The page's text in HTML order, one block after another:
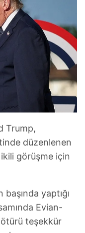
Trump,
düzenlenen
görüşme için
yaptığı
Evian-
teşekkür